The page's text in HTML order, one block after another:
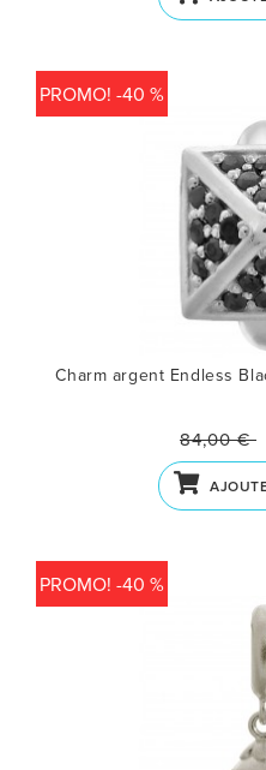
PROMO! -40 %
Charm argent Endless
84,00 €
PROMO! -40 %